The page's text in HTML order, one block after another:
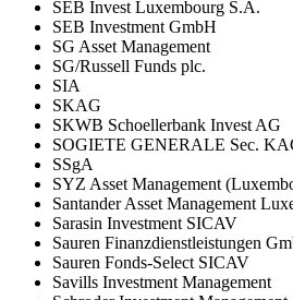
SEB Invest Luxembourg S.A.
SEB Investment GmbH
SG Asset Management
SG/Russell Funds plc.
SIA
SKAG
SKWB Schoellerbank Invest AG
SOGIETE GENERALE Sec.
SSgA
SYZ Asset Management
Santander Asset Management
Sarasin Investment SICAV
Sauren Finanzdienstleistungen
Sauren Fonds-Select SICAV
Savills Investment Management